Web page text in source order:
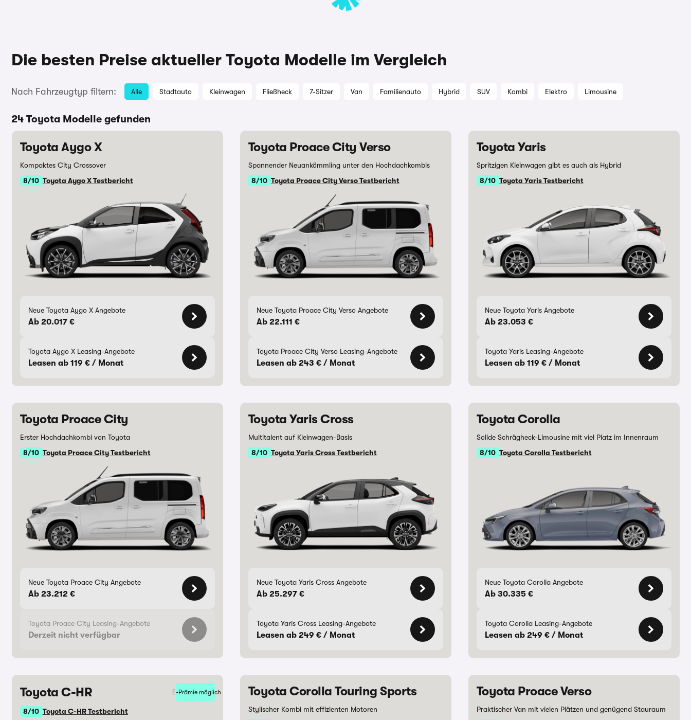
Die besten Preise aktueller Toyota Modelle im Vergleich
Nach Fahrzeugtyp filtern: Alle Stadtauto Kleinwagen Fließheck 7-Sitzer Van Familienauto Hybrid SUV Kombi Elektro Limousine
24 Toyota Modelle gefunden
Toyota Aygo X
Kompaktes City Crossover
8/10 Toyota Aygo X Testbericht
Neue Toyota Aygo X Angebote
Ab 20.017 €
Toyota Aygo X Leasing-Angebote
Leasen ab 119 € / Monat
Toyota Proace City Verso
Spannender Neuankömmling unter den Hochdachkombis
8/10 Toyota Proace City Verso Testbericht
Neue Toyota Proace City Verso Angebote
Ab 22.111 €
Toyota Proace City Verso Leasing-Angebote
Leasen ab 243 € / Monat
Toyota Yaris
Spritzigen Kleinwagen gibt es auch als Hybrid
8/10 Toyota Yaris Testbericht
Neue Toyota Yaris Angebote
Ab 23.053 €
Toyota Yaris Leasing-Angebote
Leasen ab 119 € / Monat
Toyota Proace City
Erster Hochdachkombi von Toyota
8/10 Toyota Proace City Testbericht
Neue Toyota Proace City Angebote
Ab 23.212 €
Toyota Proace City Leasing-Angebote
Derzeit nicht verfügbar
Toyota Yaris Cross
Multitalent auf Kleinwagen-Basis
8/10 Toyota Yaris Cross Testbericht
Neue Toyota Yaris Cross Angebote
Ab 25.297 €
Toyota Yaris Cross Leasing-Angebote
Leasen ab 249 € / Monat
Toyota Corolla
Solide Schrägheck-Limousine mit viel Platz im Innenraum
8/10 Toyota Corolla Testbericht
Neue Toyota Corolla Angebote
Ab 30.335 €
Toyota Corolla Leasing-Angebote
Leasen ab 249 € / Monat
Toyota C-HR E-Prämie möglich
8/10 Toyota C-HR Testbericht
Toyota Corolla Touring Sports
Stylischer Kombi mit effizienten Motoren
Toyota Proace Verso
Praktischer Van mit vielen Plätzen und genügend Stauraum